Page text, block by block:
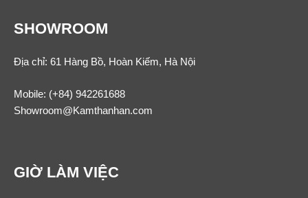
SHOWROOM
Địa chỉ: 61 Hàng Bồ, Hoàn Kiếm, Hà Nội
Mobile: (+84) 942261688
Showroom@Kamthanhan.com
GIỜ LÀM VIỆC